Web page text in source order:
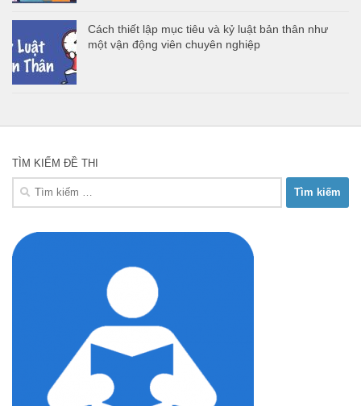
Cách thiết lập mục tiêu và kỷ luật bản thân như
một vận động viên chuyên nghiệp
TÌM KIẾM ĐỀ THI
Tìm